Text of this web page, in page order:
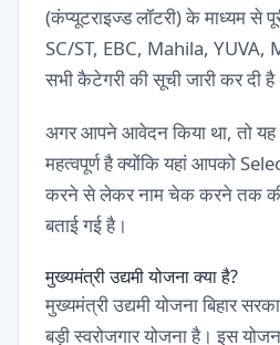
(कंप्यूटराइज्ड लॉटरी) के माध्यम से
SC/ST, EBC, Mahila,
सभी कैटेगरी की सूची जारी कर दी
अगर आपने आवेदन किया था, तो
महत्वपूर्ण है क्योंकि यहां आपको
करने से लेकर नाम चेक करने तक की
बताई गई है।
मुख्यमंत्री उद्यमी योजना क्या है?
मुख्यमंत्री उद्यमी योजना बिहार
बड़ी स्वरोजगार योजना है। इस